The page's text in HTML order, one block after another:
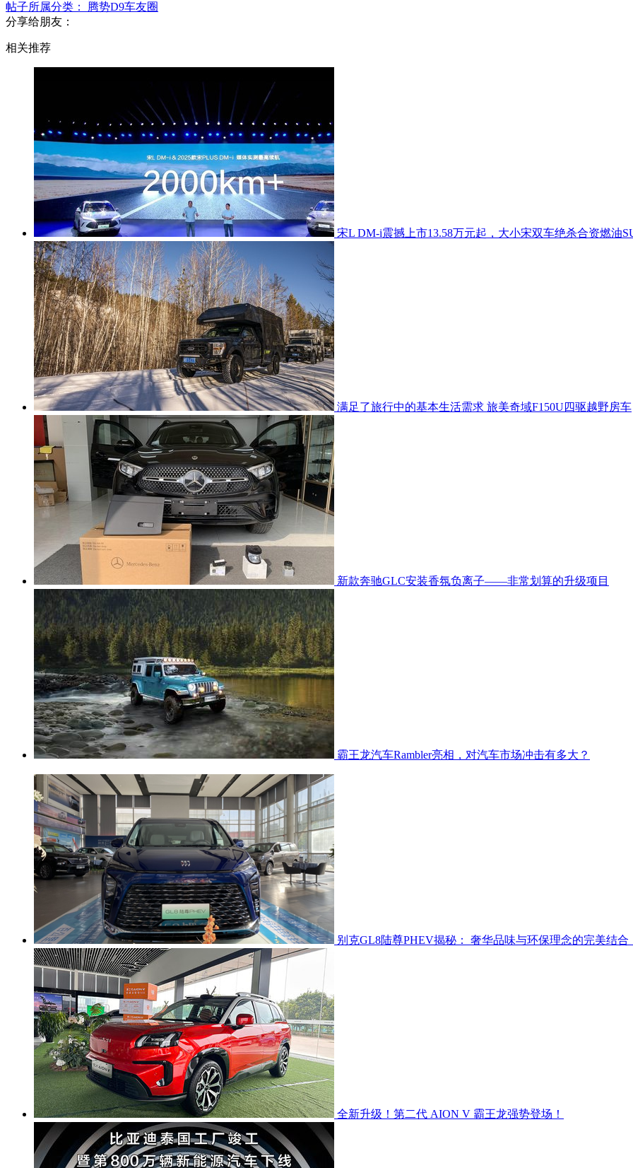
帖子所属分类：
腾势D9车友圈
分享给朋友：
相关推荐
宋L DM-i震撼上市13.58万元起，大小宋双车绝杀合资燃油
满足了旅行中的基本生活需求 旅美奇域F150U四驱越野房车
新款奔驰GLC安装香氛负离子——非常划算的升级项目
霸王龙汽车Rambler亮相，对汽车市场冲击有多大？
别克GL8陆尊PHEV揭秘： 奢华品味与环保理念的完美结合
全新升级！第二代 AION V 霸王龙强势登场！